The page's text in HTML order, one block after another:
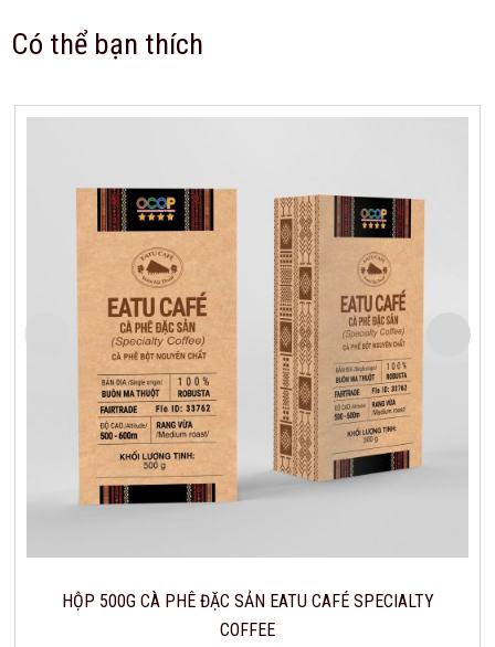
Trọng lượng 20 kg
Có thể bạn thích
HỘP 500G CÀ PHÊ ĐẶC SẢN EATU CAFÉ SPECIALTY
COFFEE